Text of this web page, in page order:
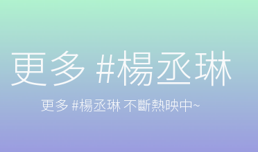
更多 #楊丞琳
更多 #楊丞琳 不斷熱映中~